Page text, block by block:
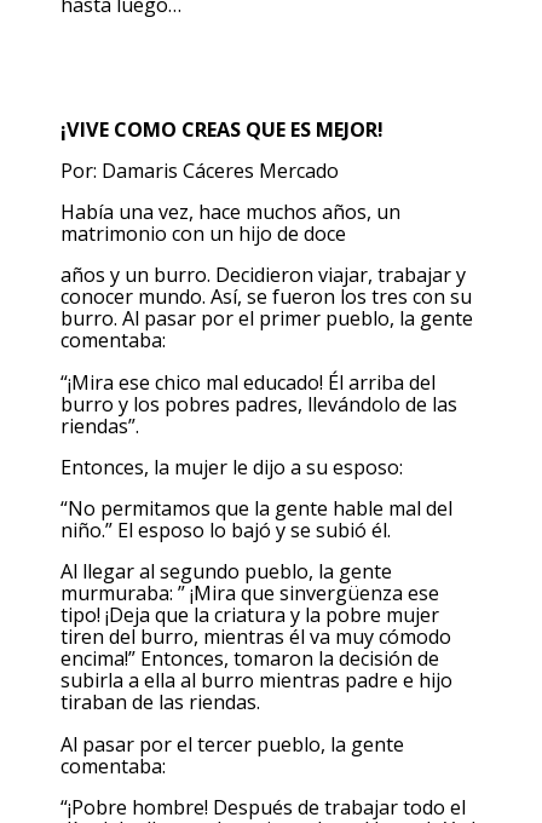
¡VIVE COMO CREAS QUE ES MEJOR!
Por: Damaris Cáceres Mercado
Había una vez, hace muchos años, un
matrimonio con un hijo de doce
años y un burro. Decidieron viajar, trabajar y
conocer mundo. Así, se fueron los tres con su
burro. Al pasar por el primer pueblo, la gente
comentaba:
“¡Mira ese chico mal educado! Él arriba del
burro y los pobres padres, llevándolo de las
riendas”.
Entonces, la mujer le dijo a su esposo:
“No permitamos que la gente hable mal del
niño.” El esposo lo bajó y se subió él.
Al llegar al segundo pueblo, la gente
murmuraba: ” ¡Mira que sinvergüenza ese
tipo! ¡Deja que la criatura y la pobre mujer
tiren del burro, mientras él va muy cómodo
encima!” Entonces, tomaron la decisión de
subirla a ella al burro mientras padre e hijo
tiraban de las riendas.
Al pasar por el tercer pueblo, la gente
comentaba:
“¡Pobre hombre! Después de trabajar todo el